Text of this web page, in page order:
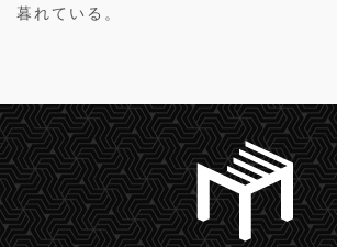
暮れている。